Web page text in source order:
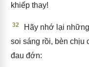
khiếp thay!
32
Hãy nhớ lại
soi sáng rồi, bèn
đau đớn: